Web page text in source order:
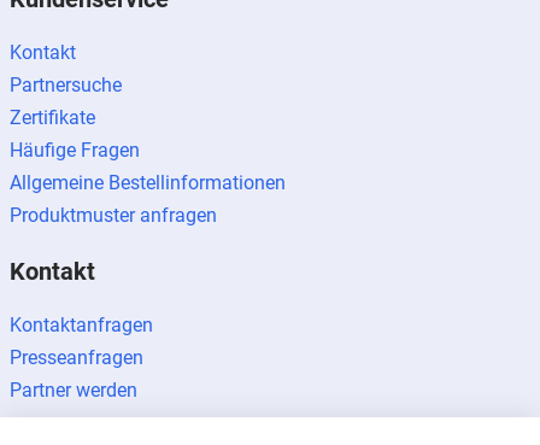
Kontakt
Partnersuche
Zertifikate
Häufige Fragen
Allgemeine Bestellinformationen
Produktmuster anfragen
Kontakt
Kontaktanfragen
Presseanfragen
Partner werden